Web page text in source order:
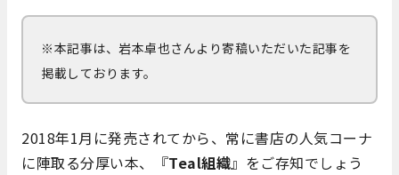
※本記事は、岩本卓也さんより寄稿いただいた記事を
掲載しております。
2018年1月に発売されてから、常に書店の人気コーナ
に陣取る分厚い本、『Teal組織』をご存知でしょう